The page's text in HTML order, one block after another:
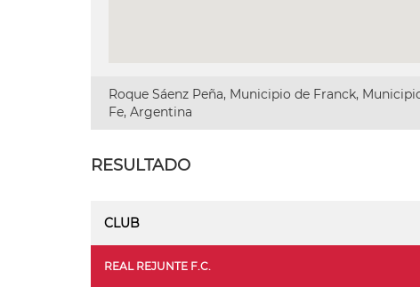
Roque Sáenz Peña, Municipio de Franck,
Fe, Argentina
RESULTADO
CLUB
REAL REJUNTE F.C.